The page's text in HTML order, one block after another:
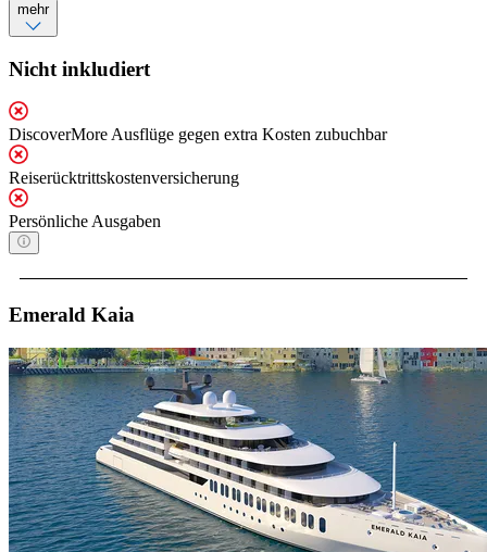
mehr
Nicht inkludiert
DiscoverMore Ausflüge gegen extra Kosten zubuchbar
Reiserücktrittskostenversicherung
Persönliche Ausgaben
Emerald Kaia